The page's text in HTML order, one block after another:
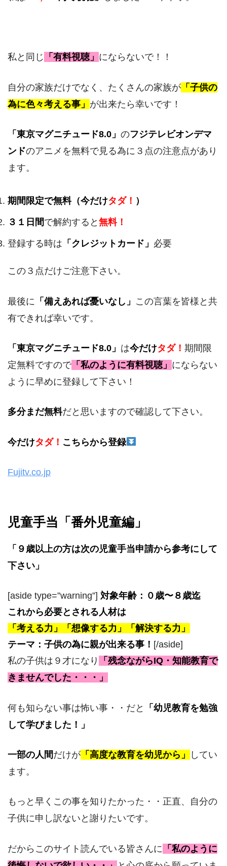
私と同じ 「有料視聴」 にならないで！！
自分の家族だけでなく、たくさんの家族が 「子供の
為に色々考える事」 が出来たら幸いです！
「東京マグニチュード8.0」 のフジテレビオンデマ
ンドのアニメを無料で見る為に３点の注意点があり
ます。
期間限定で無料（今だけタダ！ ）
３１日間で解約すると 無料！
登録する時は 「クレジットカード」 必要
この３点だけご注意下さい。
最後に 「備えあれば憂いなし」 この言葉を皆様と共
有できれば幸いです。
「東京マグニチュード8.0」 は今だけタダ！ 期間限
定無料ですので 「私のように有料視聴」 にならない
ように早めに登録して下さい！
多分まだ無料だと思いますので確認して下さい。
今だけタダ！ こちらから登録
Fujitv.co.jp
児童手当「番外児童編」
「９歳以上の方は次の児童手当申請から参考にして
下さい」
[aside type=”warning”] 対象年齢：０歳〜８歳迄
これから必要とされる人材は
「考える力」「想像する力」「解決する力」
テーマ：子供の為に親が出来る事！ [/aside]
私の子供は９才になり
「残念ながらIQ・知能教育で
きませんでした・・・」
何も知らない事は怖い事・・だと
「幼児教育を勉強
して学びました！」
一部の人間だけが 「高度な教育を幼児から」
してい
ます。
もっと早くこの事を知りたかった・・正直、自分の
子供に申し訳ないと謝りたいです。
だからこのサイト読んでいる皆さんに 「私のように